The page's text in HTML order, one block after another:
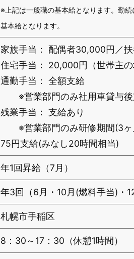
※上記は一般職の基本給となります。勤
基本給となります。
家族手当： 配偶者30,000円／
住宅手当： 20,000円（世帯主の
通勤手当： 全額支給
※営業部門のみ社用車貸与後
残業手当： 支給あり
※営業部門のみ研修期間(3ヶ
75円支給(みなし20時間相当)
年1回昇給（7月）
年3回（6月・10月(燃料手当)・12
札幌市手稲区
8：30～17：30（休憩1時間）